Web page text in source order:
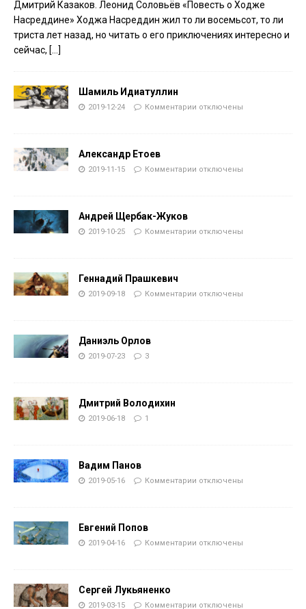
Дмитрий Казаков. Леонид Соловьёв «Повесть о Ходже
Насреддине» Ходжа Насреддин жил то ли восемьсот, то ли
триста лет назад, но читать о его приключениях интересно и
сейчас, […]
Шамиль Идиатуллин
2019-12-24 Комментарии отключены
Александр Етоев
2019-11-15 Комментарии отключены
Андрей Щербак-Жуков
2019-10-25 Комментарии отключены
Геннадий Прашкевич
2019-09-18 Комментарии отключены
Даниэль Орлов
2019-07-23 3
Дмитрий Володихин
2019-06-18 1
Вадим Панов
2019-05-16 Комментарии отключены
Евгений Попов
2019-04-16 Комментарии отключены
Сергей Лукьяненко
2019-03-15 Комментарии отключены